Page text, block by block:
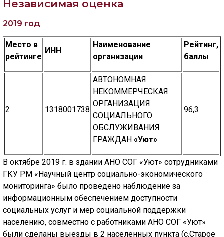
ИЗОБРАЖЕНИЯ
Скрыть Ч/б
ГОЛОС
🔊 Включить озвучивание
Настройки по умолчанию
Независимая оценка
2019 год
Место в
рейтинге
ИНН
Наименование
организации
Рейтинг,
баллы
2 1318001738
АВТОНОМНАЯ
НЕКОММЕРЧЕСКАЯ
ОРГАНИЗАЦИЯ
СОЦИАЛЬНОГО
ОБСЛУЖИВАНИЯ
ГРАЖДАН «Уют»
96,3
В октябре 2019 г. в здании АНО СОГ «Уют» сотрудниками
ГКУ РМ «Научный центр социально-экономического
мониторинга» было проведено наблюдение за
информационным обеспечением доступности
социальных услуг и мер социальной поддержки
населению, совместно с работниками АНО СОГ «Уют»
были сделаны выезды в 2 населенных пункта (с.Старое